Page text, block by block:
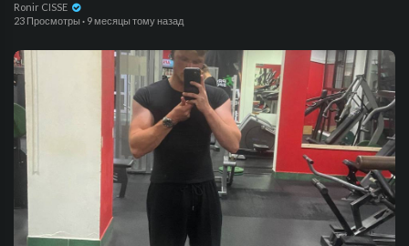
Ronir CISSE
23 Просмотры · 9 месяцы тому назад